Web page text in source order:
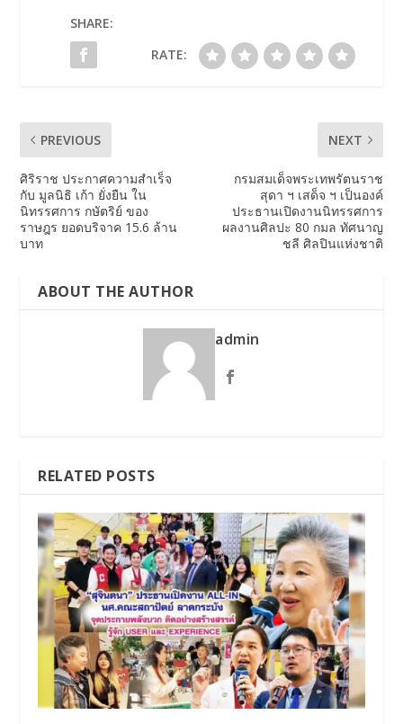
SHARE:
RATE:
PREVIOUS
ศิริราช ประกาศความสำเร็จ
กับ มูลนิธิ เก้า ยั่งยืน ใน
นิทรรศการ กษัตริย์ ของ
ราษฎร ยอดบริจาค 15.6 ล้าน
บาท
NEXT
กรมสมเด็จพระเทพรัตนราช
สุดา ฯ เสด็จ ฯ เป็นองค์
ประธานเปิดงานนิทรรศการ
ผลงานศิลปะ 80 กมล ทัศนาญ
ชลี ศิลปินแห่งชาติ
ABOUT THE AUTHOR
admin
RELATED POSTS